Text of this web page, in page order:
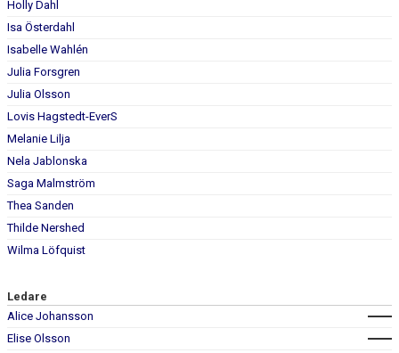
KONTAKT
Holly Dahl
Isa Österdahl
Isabelle Wahlén
Julia Forsgren
Julia Olsson
Lovis Hagstedt-EverS
Melanie Lilja
Nela Jablonska
Saga Malmström
Thea Sanden
Thilde Nershed
Wilma Löfquist
Ledare
Alice Johansson
Elise Olsson